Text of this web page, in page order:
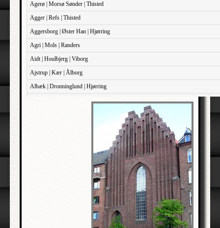
Agerø | Morsø Sønder | Thisted
Agger | Refs | Thisted
Aggersborg | Øster Han | Hjørring
Agri | Mols | Randers
Aidt | Houlbjerg | Viborg
Ajstrup | Kær | Ålborg
Albæk | Dronninglund | Hjørring
Albæk | Støvring | Randers
Allehelgen | Sokkelund | København
Aller | Sønder Tyrstrup | Haderslev
Allerslev | Voldborg | Roskilde
Allerød - Jesu Kristi Kirke af Sidste Dages Hellige | Lynge-Frederiksborg |